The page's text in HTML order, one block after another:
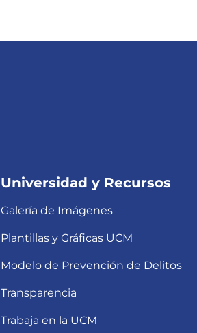
Universidad y Recursos
Galería de Imágenes
Plantillas y Gráficas UCM
Modelo de Prevención de Delitos
Transparencia
Trabaja en la UCM